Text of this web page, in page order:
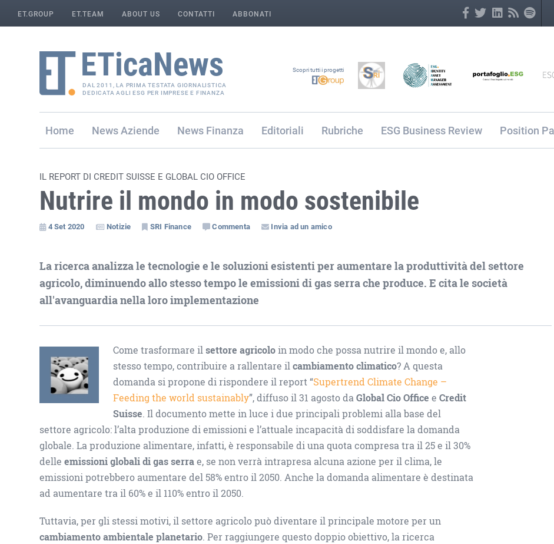
ET.GROUP ET.TEAM ABOUT US CONTATTI ABBONATI
DAL 2011, LA PRIMA TESTATA GIORNALISTICA
DEDICATA AGLI ESG PER IMPRESE E FINANZA
Scopri tutti i progetti
Home Aziende Finanza Editoriali Rubriche ESG Business Review Position
IL REPORT DI CREDIT SUISSE E GLOBAL CIO OFFICE
Nutrire il mondo in modo sostenibile
4 Set 2020 Notizie SRI Finance Commenta Invia ad un amico
La ricerca analizza le tecnologie e le soluzioni esistenti per aumentare la produttività del settore
agricolo, diminuendo allo stesso tempo le emissioni di gas serra che produce. E cita le società
all'avanguardia nella loro implementazione
Come trasformare ilsettore agricoloin modo che possa nutrire il mondo e, allo
stesso tempo, contribuire a rallentare ilcambiamento climatico? A questa
domanda si propone di rispondere il report “Supertrend Climate Change –
Feeding the world sustainably”, diffuso il 31 agosto daGlobal Cio Office eCredit
Suisse. Il documento mette in luce i due principali problemi alla base del
settore agricolo: l’alta produzione di emissioni e l’attuale incapacità di soddisfare la domanda
globale. La produzione alimentare, infatti, è responsabile di una quota compresa tra il 25 e il 30%
delleemissioni globali di gas serrae, se non verrà intrapresa alcuna azione per il clima, le
emissioni potrebbero aumentare del 58% entro il 2050. Anche la domanda alimentare è destinata
ad aumentare tra il 60% e il 110% entro il 2050.
Tuttavia, per gli stessi motivi, il settore agricolo può diventare il principale motore per un
cambiamento ambientale planetario. Per raggiungere questo doppio obiettivo, la ricerca